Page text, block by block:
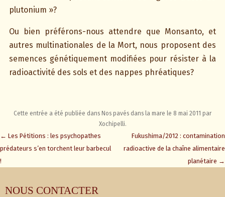
plutonium »?
Ou bien préférons-nous attendre que Monsanto, et
autres multinationales de la Mort, nous proposent des
semences génétiquement modifiées pour résister à la
radioactivité des sols et des nappes phréatiques?
Cette entrée a été publiée dans Nos pavés dans la mare le 8 mai 2011 par
Xochipelli.
Navigation
des
articles
← Les Pétitions : les psychopathes
prédateurs s’en torchent leur barbecul
!
Fukushima/2012 : contamination
radioactive de la chaîne alimentaire
planétaire →
NOUS CONTACTER